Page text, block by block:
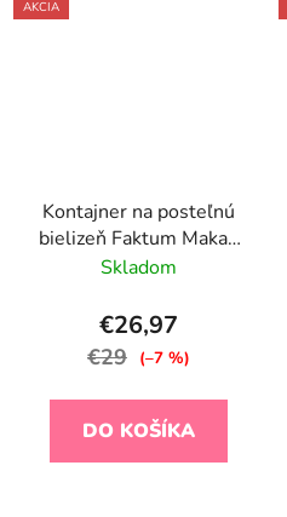
AKCIA
Kontajner na posteľnú
bielizeň Faktum Makao
60 X 120
Skladom
€26,97
€29 (–7 %)
DO KOŠÍKA